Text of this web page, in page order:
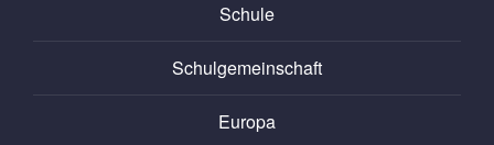
Schule
Schulgemeinschaft
Europa